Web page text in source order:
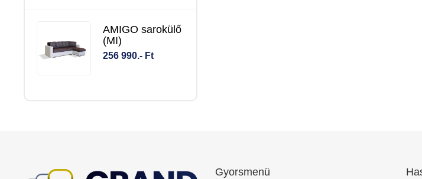
AMIGO sarokülő
(MI)
256 990.- Ft
Gyorsmenü